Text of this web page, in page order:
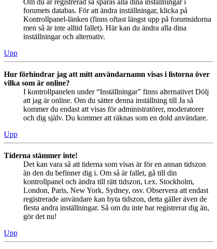
Om du är registrerad så sparas alla dina inställningar i
forumets databas. För att ändra inställningar, klicka på
Kontrollpanel-länken (finns oftast längst upp på forumsidorna
men så är inte alltid fallet). Här kan du ändra alla dina
inställningar och alternativ.
Upp
Hur förhindrar jag att mitt användarnamn visas i listorna över
vilka som är online?
I kontrollpanelen under “Inställningar” finns alternativet Dölj
att jag är online. Om du sätter denna inställning till Ja så
kommer du endast att visas för administratörer, moderatorer
och dig själv. Du kommer att räknas som en dold användare.
Upp
Tiderna stämmer inte!
Det kan vara så att tiderna som visas är för en annan tidszon
än den du befinner dig i. Om så är fallet, gå till din
kontrollpanel och ändra till rätt tidszon, t.ex. Stockholm,
London, Paris, New York, Sydney, osv. Observera att endast
registrerade användare kan byta tidszon, detta gäller även de
flesta andra inställningar. Så om du inte har registrerat dig än,
gör det nu!
Upp